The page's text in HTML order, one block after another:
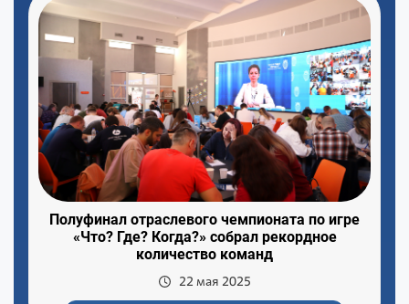
Полуфинал отраслевого чемпионата по игре
«Что? Где? Когда?» собрал рекордное
количество команд
22 мая 2025